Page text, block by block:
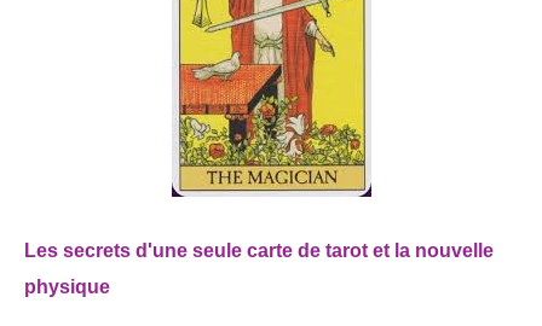
Les secrets d'une seule carte de tarot et la nouvelle
physique